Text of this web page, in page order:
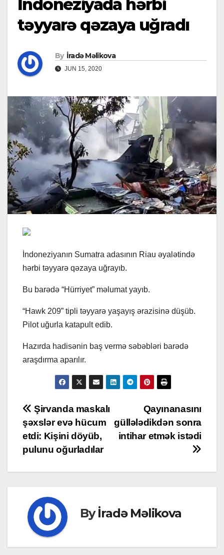
İndoneziyada hərbi
təyyarə qəzaya uğradı
By İradə Məlikova
JUN 15, 2020
İndoneziyanın Sumatra adasının Riau əyalətində
hərbi təyyarə qəzaya uğrayıb.
Bu barədə “Hürriyet” məlumat yayıb.
“Hawk 209” tipli təyyarə yaşayış ərazisinə düşüb.
Pilot uğurla katapult edib.
Hazırda hadisənin baş vermə səbəbləri barədə
araşdırma aparılır.
Post
navigation
Qayınanasını
güllələdikdən sonra
intihar etmək istədi
Şirvanda maskalı
şəxslər evə hücum
etdi: Kişini döyüb,
pulunu oğurladılar
Byİradə Məlikova